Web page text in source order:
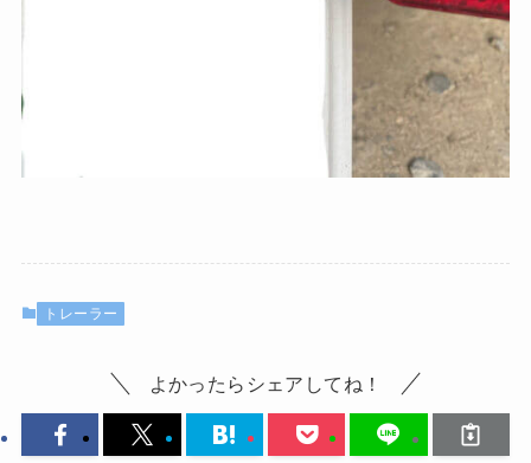
トレーラー
よかったらシェアしてね！